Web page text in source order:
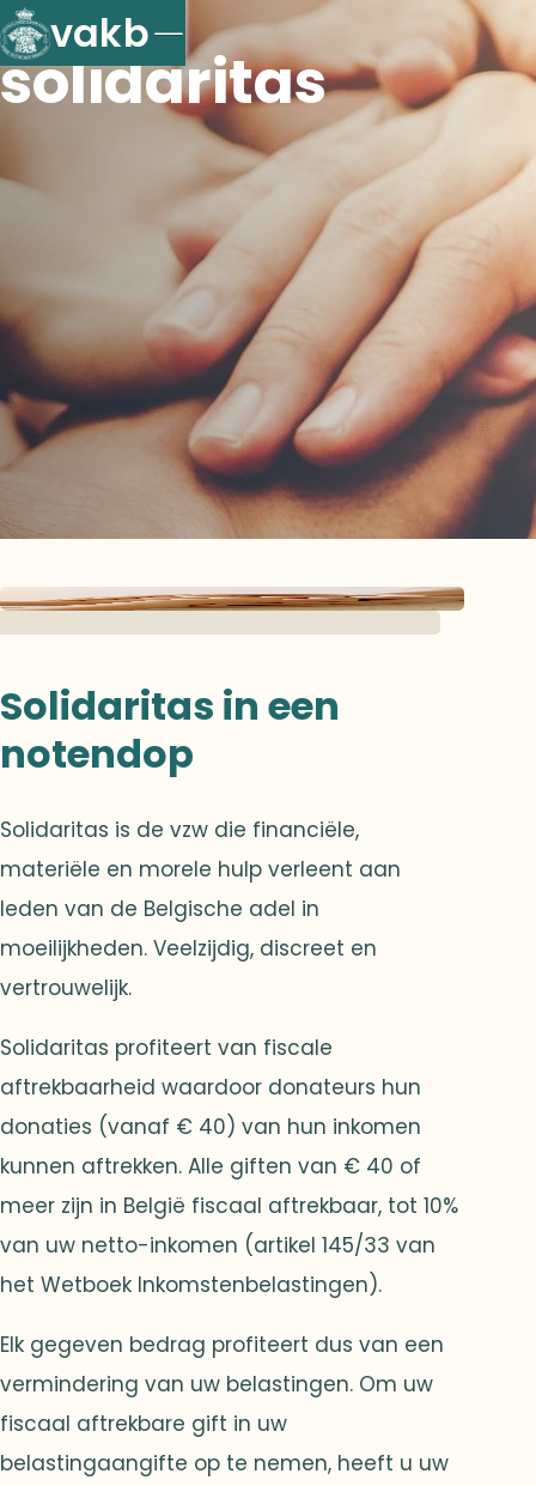
vakb
solidaritas
Solidaritas in een
notendop
Solidaritas is de vzw die financiële,
materiële en morele hulp verleent aan
leden van de Belgische adel in
moeilijkheden. Veelzijdig, discreet en
vertrouwelijk.
Solidaritas profiteert van fiscale
aftrekbaarheid waardoor donateurs hun
donaties (vanaf € 40) van hun inkomen
kunnen aftrekken. Alle giften van € 40 of
meer zijn in België fiscaal aftrekbaar, tot 10%
van uw netto-inkomen (artikel 145/33 van
het Wetboek Inkomstenbelastingen).
Elk gegeven bedrag profiteert dus van een
vermindering van uw belastingen. Om uw
fiscaal aftrekbare gift in uw
belastingaangifte op te nemen, heeft u uw